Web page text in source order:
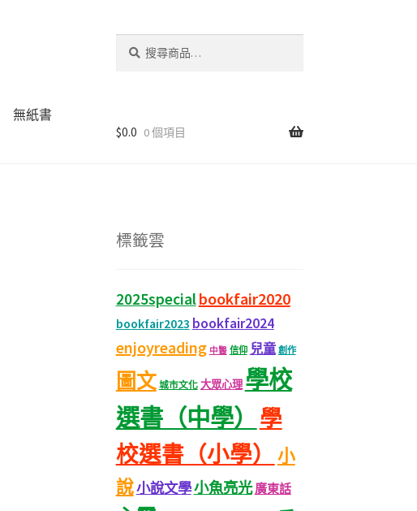
無紙書
$0.0 0 個項目
標籤雲
2025specialbookfair2020
bookfair2023 bookfair2024
enjoyreading 中醫 信仰 兒童 創作
圖文 城市文化 大眾心理 學校
選書（中學）
學
校選書（小學）
小
說小說文學小魚亮光廣東話